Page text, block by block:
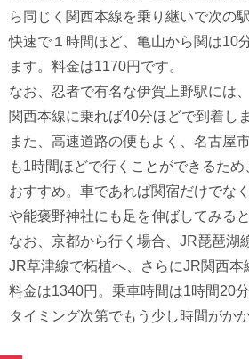
ら同じく関西本線を乗り継いで次の
快速で１時間ほど、亀山から関は10
ます。料金は1170円です。
なお、忍者で有名な伊賀上野駅には
関西本線に乗れば40分ほどで到着しま
また、高速道路の便もよく、名古屋
も1時間ほどで行くことができるた
おすすめ。車であれば関宿だけでな
や能褒野神社にも足を伸ばしてみる
なお、京都から行く場合、JR琵琶湖
JR草津線で柘植へ、さらにJR関西本
料金は1340円。乗車時間は1時間20
タイミング次第でもう少し時間がかか